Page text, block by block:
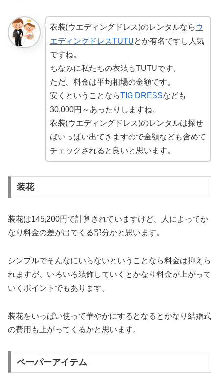
衣装(ウエディングドレス)のレンタルなら ウ
エディングドレスTUTUとか有名ですし人気
ですね。
ちなみに私たちの衣装もTUTUです。
ただ、料金は平均相場の金額です。
安くということならTIG DRESSなども
30,000円～あったりしますね。
衣装(ウエディングドレス)のレンタルは探せ
ばいっぱい出てきますので金額なども含めて
チェックされると良いと思います。
装花
装花は145,200円で計算されていますけど、人によってか
なり料金の差が出てくる部分かと思います。
シンプルでそんなにいらないということなら料金は抑えら
れますが、いろいろ装飾していくとかなり料金が上がって
いくポイントでもあります。
装花をいっぱい使って華やかにするとなるとかなり結婚式
の費用も上がってくるかと思います。
ペーパーアイテム